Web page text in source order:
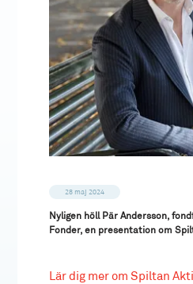
28 maj 2024
Nyligen höll Pär Andersson,
Fonder, en presentation om
Lär dig mer om Spiltan